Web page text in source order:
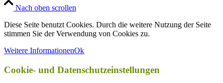
Nach oben scrollen
Diese Seite benutzt Cookies. Durch die weitere Nutzung der Seite
stimmen Sie der Verwendung von Cookies zu.
Weitere InformationenOk
Cookie- und Datenschutzeinstellungen